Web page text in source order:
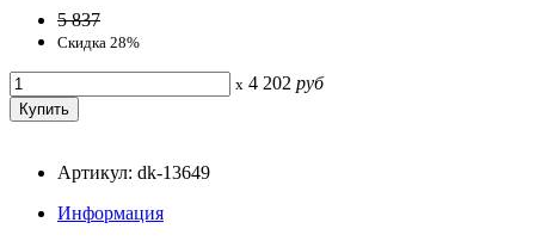
5 837
Скидка 28%
x 4 202 руб
Артикул: dk-13649
Информация